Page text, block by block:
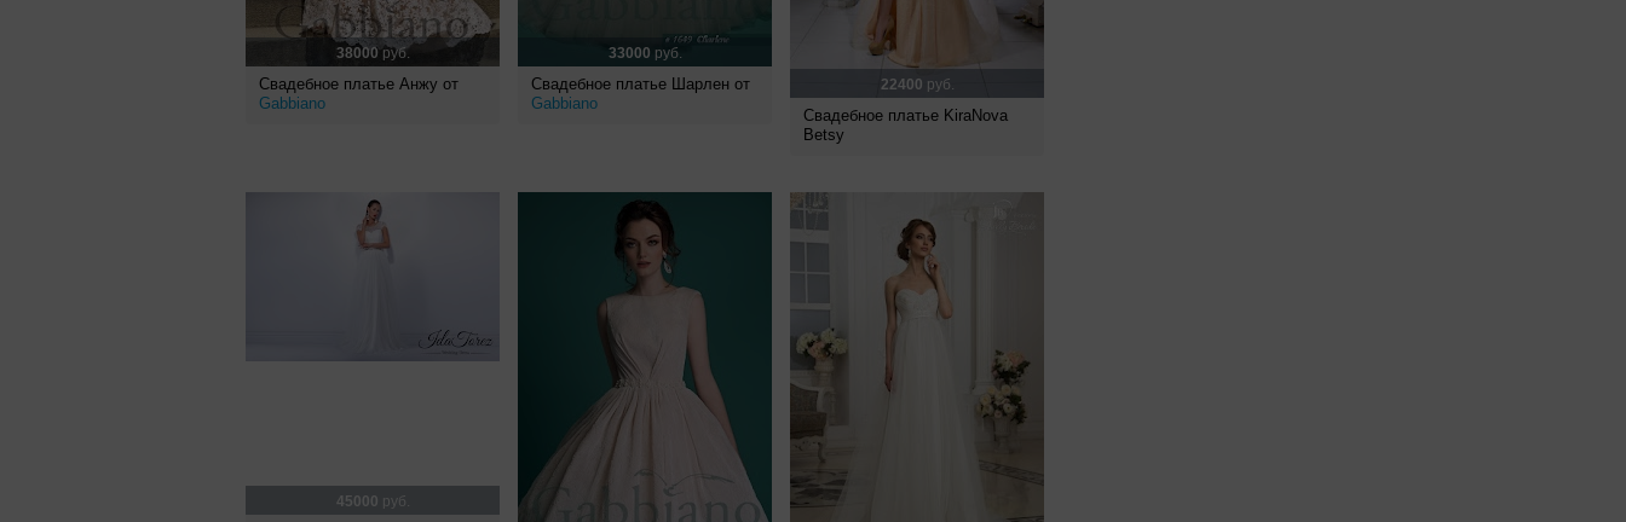
38000руб.
Свадебное платье Анжу от
Gabbiano
33000 руб.
Свадебное платье Шарлен от
Gabbiano
22400 руб.
Свадебное платье KiraNova
Betsy
45000 руб.